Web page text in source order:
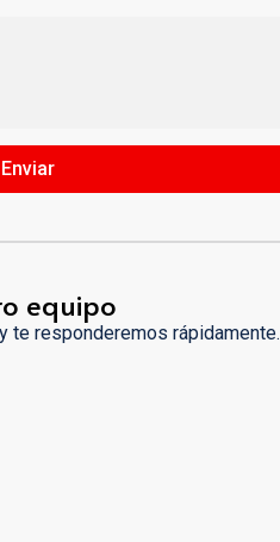
Enviar
equipo
te responderemos rápidamente.